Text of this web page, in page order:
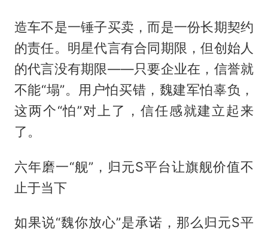
造车不是一锤子买卖，而是一份长期契约
的责任。明星代言有合同期限，但创始人
的代言没有期限——只要企业在，信誉就
不能“塌”。用户怕买错，魏建军怕辜负，
这两个“怕”对上了，信任感就建立起来
了。
六年磨一“舰”，归元S平台让旗舰价值不
止于当下
如果说“魏你放心”是承诺，那么归元S平